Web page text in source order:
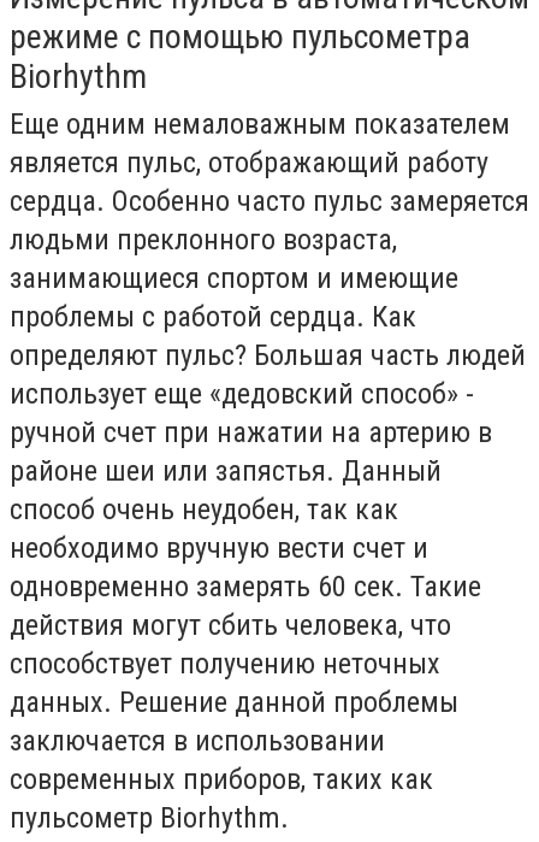
режиме с помощью пульсометра
Biorhythm
Еще одним немаловажным показателем
является пульс, отображающий работу
сердца. Особенно часто пульс замеряется
людьми преклонного возраста,
занимающиеся спортом и имеющие
проблемы с работой сердца. Как
определяют пульс? Большая часть людей
использует еще «дедовский способ» -
ручной счет при нажатии на артерию в
районе шеи или запястья. Данный
способ очень неудобен, так как
необходимо вручную вести счет и
одновременно замерять 60 сек. Такие
действия могут сбить человека, что
способствует получению неточных
данных. Решение данной проблемы
заключается в использовании
современных приборов, таких как
пульсометр Biorhythm.